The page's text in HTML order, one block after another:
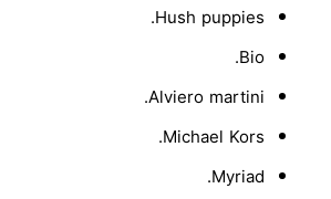
Hush puppies.
Bio.
Alviero martini.
Michael Kors.
Myriad.